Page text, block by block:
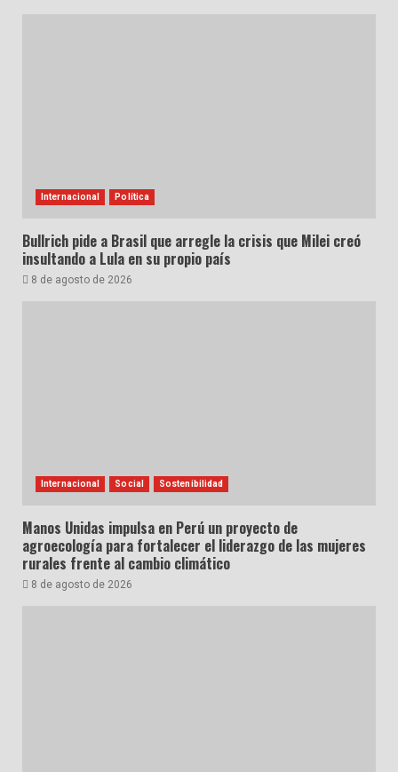
Internacional Política
Bullrich pide a Brasil que arregle la crisis que Milei creó
insultando a Lula en su propio país
8 de agosto de 2026
Internacional Social Sostenibilidad
Manos Unidas impulsa en Perú un proyecto de
agroecología para fortalecer el liderazgo de las mujeres
rurales frente al cambio climático
8 de agosto de 2026